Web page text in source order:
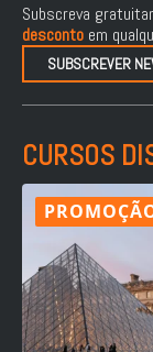
Subscreva
desconto em
SUBSCREVER
CURSOS